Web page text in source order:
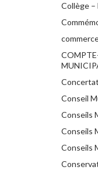
Collège –
Conseil
Conseils
Conseils
Conseils